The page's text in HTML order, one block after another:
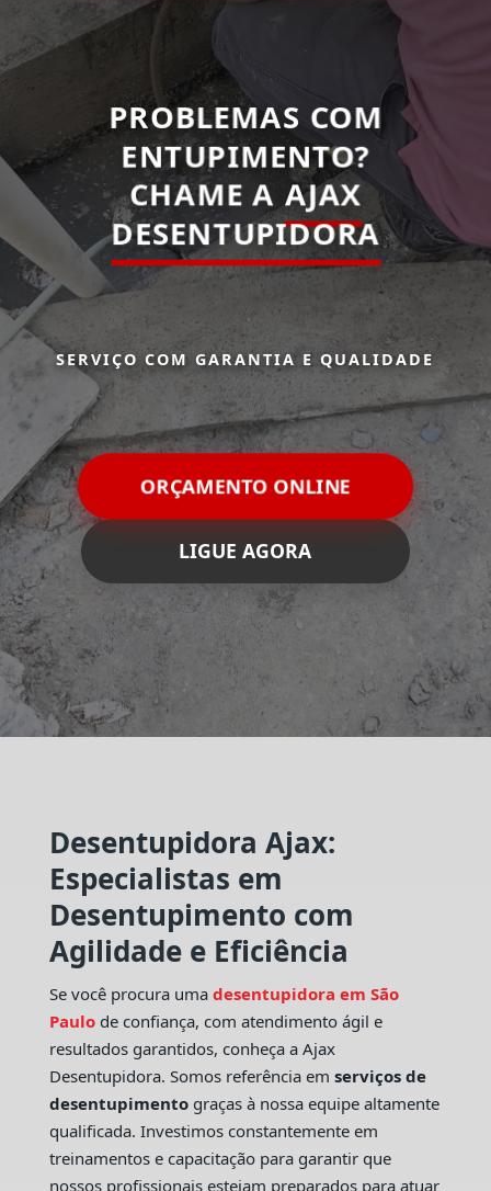
PROBLEMAS COM
ENTUPIMENTO?
CHAME A AJAX
DESENTUPIDORA
SERVIÇO COM GARANTIA E QUALIDADE
ORÇAMENTO ONLINE
LIGUE AGORA
Desentupidora Ajax:
Especialistas em
Desentupimento com
Agilidade e Eficiência
Se você procura uma desentupidora em São
Paulo de confiança, com atendimento ágil e
resultados garantidos, conheça a Ajax
Desentupidora. Somos referência em serviços de
desentupimentograças à nossa equipe altamente
qualificada. Investimos constantemente em
treinamentos e capacitação para garantir que
nossos profissionais estejam preparados para atuar